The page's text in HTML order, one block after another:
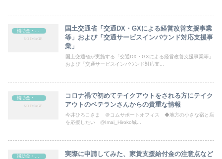
国土交通省「交通DX・GXによる経営改善支援事業
等」および「交通サービスインバウンド対応支援事
業」
国土交通省が実施する「交通DX・GXによる経営改善支援事業等」
および「交通サービスインバウンド対応支...
コロナ禍で初めてテイクアウトをされる方にテイク
アウトのベテランさんからの貴重な情報
今井ひろこさま ＠コムサポートオフィス ◆地方の小さな宿と店
を応援したい @Imai_Hiroko城...
実際に申請してみた、家賃支援給付金の注意点など